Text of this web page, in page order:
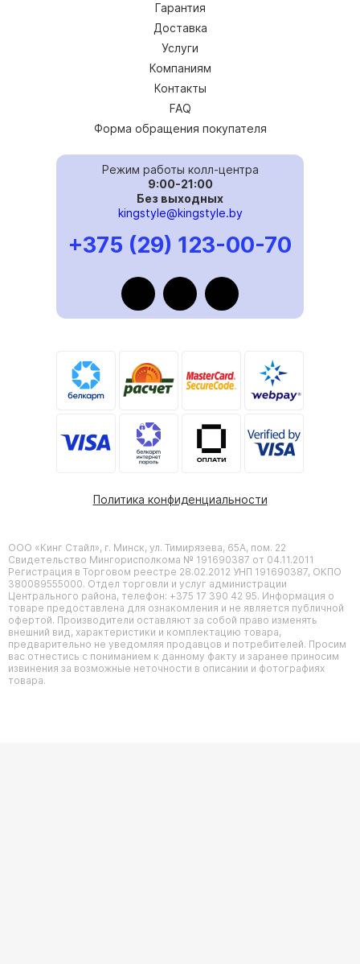
Гарантия
Доставка
Услуги
Компаниям
Контакты
FAQ
Форма обращения покупателя
Режим работы колл-центра
9:00-21:00
Без выходных
kingstyle@kingstyle.by
+375 (29) 123-00-70
Политика конфиденциальности
ООО «Кинг Стайл», г. Минск, ул. Тимирязева, 65А, пом. 22
Свидетельство Мингорисполкома № 191690387 от 04.11.2011
Регистрация в Торговом реестре 28.02.2012 УНП 191690387, ОКПО
380089555000. Отдел торговли и услуг администрации
Центрального района, телефон: +375 17 390 42 95. Информация о
товаре предоставлена для ознакомления и не является публичной
офертой. Производители оставляют за собой право изменять
внешний вид, характеристики и комплектацию товара,
предварительно не уведомляя продавцов и потребителей. Просим
вас отнестись с пониманием к данному факту и заранее приносим
извинения за возможные неточности в описании и фотографиях
товара.